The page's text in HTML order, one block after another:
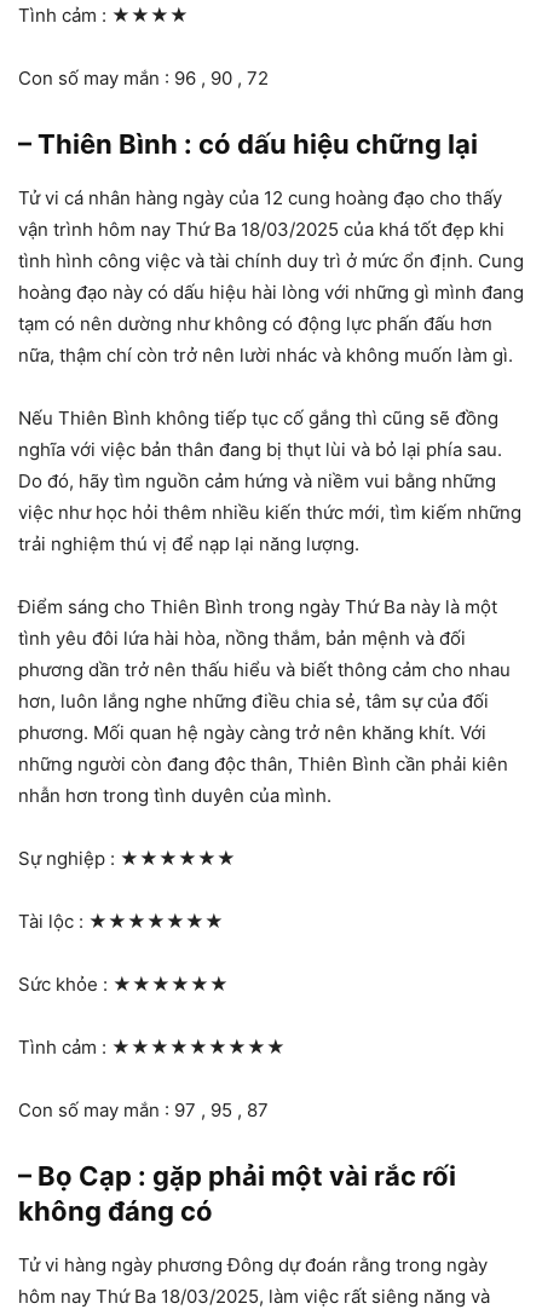
Tình cảm : ★★★★
Con số may mắn : 96 , 90 , 72
– Thiên Bình : có dấu hiệu chững lại
Tử vi cá nhân hàng ngày của 12 cung hoàng đạo cho thấy
vận trình hôm nay Thứ Ba 18/03/2025 của khá tốt đẹp khi
tình hình công việc và tài chính duy trì ở mức ổn định. Cung
hoàng đạo này có dấu hiệu hài lòng với những gì mình đang
tạm có nên dường như không có động lực phấn đấu hơn
nữa, thậm chí còn trở nên lười nhác và không muốn làm gì.
Nếu Thiên Bình không tiếp tục cố gắng thì cũng sẽ đồng
nghĩa với việc bản thân đang bị thụt lùi và bỏ lại phía sau.
Do đó, hãy tìm nguồn cảm hứng và niềm vui bằng những
việc như học hỏi thêm nhiều kiến thức mới, tìm kiếm những
trải nghiệm thú vị để nạp lại năng lượng.
Điểm sáng cho Thiên Bình trong ngày Thứ Ba này là một
tình yêu đôi lứa hài hòa, nồng thắm, bản mệnh và đối
phương dần trở nên thấu hiểu và biết thông cảm cho nhau
hơn, luôn lắng nghe những điều chia sẻ, tâm sự của đối
phương. Mối quan hệ ngày càng trở nên khăng khít. Với
những người còn đang độc thân, Thiên Bình cần phải kiên
nhẫn hơn trong tình duyên của mình.
Sự nghiệp : ★★★★★★
Tài lộc : ★★★★★★★
Sức khỏe : ★★★★★★
Tình cảm : ★★★★★★★★★
Con số may mắn : 97 , 95 , 87
– Bọ Cạp : gặp phải một vài rắc rối
không đáng có
Tử vi hàng ngày phương Đông dự đoán rằng trong ngày
hôm nay Thứ Ba 18/03/2025, làm việc rất siêng năng và